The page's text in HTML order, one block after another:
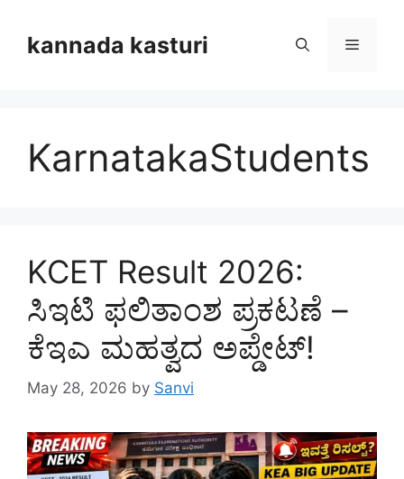
contentkannada kasturi Menu
KarnatakaStudents
KCET Result 2026:
ಸಿಇಟಿ ಫಲಿತಾಂಶ ಪ್ರಕಟಣೆ –
ಕೆಇಎ ಮಹತ್ವದ ಅಪ್ಡೇಟ್!
May 28, 2026 by Sanvi